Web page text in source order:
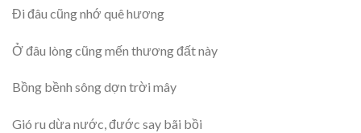
Đi đâu cũng nhớ quê hương
Ở đâu lòng cũng mến thương đất này
Bồng bềnh sông dợn trời mây
Gió ru dừa nước, đước say bãi bồi